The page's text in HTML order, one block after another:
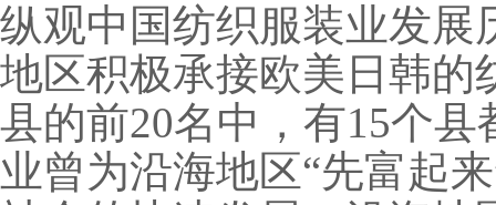
纵观中国纺织服装业发展
地区积极承接欧美日韩的
县的前20名中，有15个
业曾为沿海地区“先富起